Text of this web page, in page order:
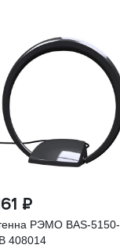
₽
РЭМО BAS-5150-
408014